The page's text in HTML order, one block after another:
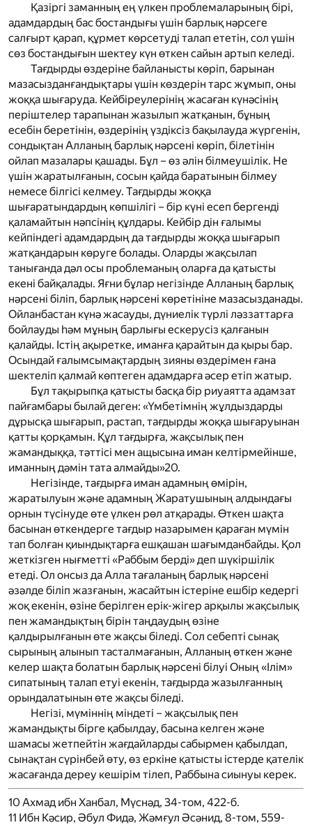
Қазіргі заманның ең үлкен проблемаларының бірі,
адамдардың бас бостандығы үшін барлық нәрсеге
салғырт қарап, құрмет көрсетуді талап ететін, сол үшін
сөз бостандығын шектеу күн өткен сайын артып келеді.
Тағдырды өздеріне байланысты көріп, барынан
мазасызданғандықтары үшін көздерін тарс жұмып, оны
жоққа шығаруда. Кейбіреулерінің жасаған күнәсінің
періштелер тарапынан жазылып жатқанын, бұның
есебін беретінін, өздерінің үздіксіз бақылауда жүргенін,
сондықтан Алланың барлық нәрсені көріп, білетінін
ойлап мазалары қашады. Бұл – өз әлін білмеушілік. Не
үшін жаратылғанын, сосын қайда баратынын білмеу
немесе білгісі келмеу. Тағдырды жоққа
шығаратындардың көпшілігі – бір күні есеп бергенді
қаламайтын нәпсінің құлдары. Кейбір дін ғалымы
кейпіндегі адамдардың да тағдырды жоққа шығарып
жатқандарын көруге болады. Оларды жақсылап
танығанда дәл осы проблеманың оларға да қатысты
екені байқалады. Яғни бұлар негізінде Алланың барлық
нәрсені біліп, барлық нәрсені көретініне мазасызданады.
Ойланбастан күнә жасауды, дүниелік түрлі ләззаттарға
бойлауды һәм мұның барлығы ескерусіз қалғанын
қалайды. Істің ақыретке, иманға қарайтын да қыры бар.
Осындай ғалымсымақтардың зияны өздерімен ғана
шектеліп қалмай көптеген адамдарға әсер етіп жатыр.
Бұл тақырыпқа қатысты басқа бір риуаятта адамзат
пайғамбары былай деген: «Үмбетімнің жұлдыздарды
дұрысқа шығарып, растап, тағдырды жоққа шығаруынан
қатты қорқамын. Құл тағдырға, жақсылық пен
жамандыққа, тәттісі мен ащысына иман келтірмейінше,
иманның дәмін тата алмайды»20.
Негізінде, тағдырға иман адамның өмірін,
жаратылуын және адамның Жаратушының алдындағы
орнын түсінуде өте үлкен рөл атқарады. Өткен шақта
басынан өткендерге тағдыр назарымен қараған мүмін
тап болған қиындықтарға ешқашан шағымданбайды. Қол
жеткізген нығметті «Раббым берді» деп шүкіршілік
етеді. Ол онсыз да Алла тағаланың барлық нәрсені
әзәлде біліп жазғанын, жасайтын істеріне ешбір кедергі
жоқ екенін, өзіне берілген ерік-жігер арқылы жақсылық
пен жамандықтың бірін таңдаудың өзіне
қалдырылғанын өте жақсы біледі. Сол себепті сынақ
сырының алынып тасталмағанын, Алланың өткен және
келер шақта болатын барлық нәрсені білуі Оның «Ілім»
сипатының талап етуі екенін, тағдырда жазылғанның
орындалатынын өте жақсы біледі.
Негізі, мүміннің міндеті – жақсылық пен
жамандықты бірге қабылдау, басына келген және
шамасы жетпейтін жағдайларды сабырмен қабылдап,
сынақтан сүрінбей өту, өз еркіне қатысты істерде қателік
жасағанда дереу кешірім тілеп, Раббына сиынуы керек.
10 Ахмад ибн Ханбал, Мүснәд, 34-том, 422-б.
11 Ибн Кәсир, Әбул Фидә, Жәмғул Әсәнид, 8-том, 559-